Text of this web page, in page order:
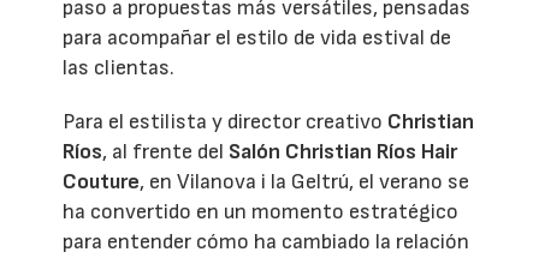
paso a propuestas más versátiles, pensadas
para acompañar el estilo de vida estival de
las clientas.
Para el estilista y director creativo Christian
Ríos, al frente del Salón Christian Ríos Hair
Couture, en Vilanova i la Geltrú, el verano se
ha convertido en un momento estratégico
para entender cómo ha cambiado la relación